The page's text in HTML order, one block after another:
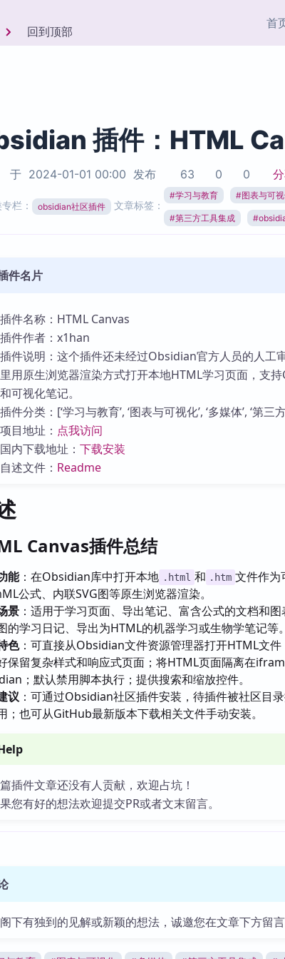
首
载
加速访问
市场
Zotero 插件
回到顶部
插件：HTML
于 2024-01-01 00:00 发布 63 0 0
栏： obsidian社区插件 文章标签：
#学习与教育 #图表与可
#第三方工具集成 #
件名片
插件名称：HTML Canvas
插件作者：x1han
插件说明：这个插件还未经过Obsidian官方人员的人工
里用原生浏览器渲染方式打开本地HTML学习页面，支
和可视化笔记。
插件分类：[‘学习与教育’, ‘图表与可视化’, ‘多媒体’, ‘第三
项目地址： 点我访问
国内下载地址： 下载安装
自述文件： Readme
Canvas插件总结
能：在Obsidian库中打开本地 .html 和 .htm 文件作为
公式、内联SVG图等原生浏览器渲染。
景 ：适用于学习页面、导出笔记、富含公式的文档和
的学习日记、导出为HTML的机器学习或生物学笔记等。
色：可直接从Obsidian文件资源管理器打开HTML文件
保留复杂样式和响应式页面；将HTML页面隔离在
；默认禁用脚本执行；提供搜索和缩放控件。
议 ：可通过Obsidian社区插件安装，待插件被社区目
；也可从GitHub最新版本下载相关文件手动安装。
插件文章还没有人贡献，欢迎占坑！
您有好的想法欢迎提交PR或者文末留言。
下有独到的见解或新颖的想法，诚邀您在文章下方留言